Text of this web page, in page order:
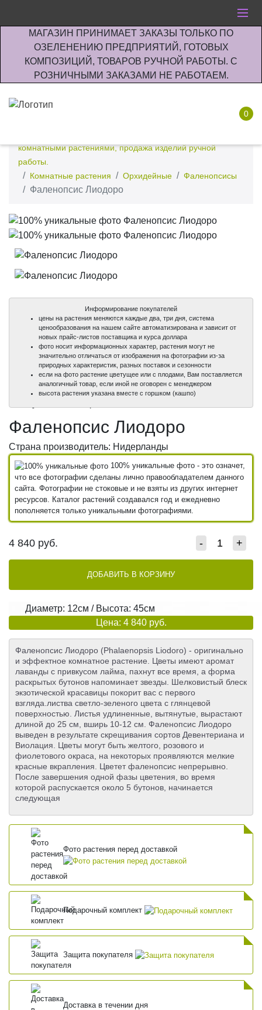
МАГАЗИН ПРИНИМАЕТ ЗАКАЗЫ ТОЛЬКО ПО
ОЗЕЛЕНЕНИЮ ПРЕДПРИЯТИЙ, ГОТОВЫХ
КОМПОЗИЦИЙ, ТОВАРОВ РУЧНОЙ РАБОТЫ. С
РОЗНИЧНЫМИ ЗАКАЗАМИ НЕ РАБОТАЕМ.
0
комнатными растениями, продажа изделий ручной
работы.
Комнатные растения
Орхидейные Фаленопсисы
Фаленопсис Лиодоро
100%
100%
Информирование покупателей
цены на растения меняются каждые два, три дня, система
ценообразования на нашем сайте автоматизирована и зависит от
новых прайс-листов поставщика и курса доллара
фото носит информационных характер, растения могут не
значительно отличаться от изображения на фотографии из-за
природных характеристик, разных поставок и сезонности
если на фото растение цветущее или с плодами, Вам поставляется
аналогичный товар, если иной не оговорен с менеджером
высота растения указана вместе с горшком (кашпо)
Фаленопсис Лиодоро
Страна производитель: Нидерланды
100% уникальные фото - это означет,
что все фотографии сделаны лично правообладателем данного
сайта. Фотографии не стоковые и не взяты из других интернет
ресурсов. Каталог растений создавался год и ежедневно
пополняется только уникальными фотографиями.
4 840 руб. - +
ДОБАВИТЬ В КОРЗИНУ
Диаметр: 12см / Высота: 45см
Цена: 4 840 руб.
Фаленопсис Лиодоро (Phalaenopsis Liodoro) - оригинально
и эффектное комнатное растение. Цветы имеют аромат
лаванды с привкусом лайма, пахнут все время, а форма
раскрытых бутонов напоминает звезды. Шелковистый блеск
экзотической красавицы покорит вас с первого
взгляда.листва светло-зеленого цвета с глянцевой
поверхностью. Листья удлиненные, вытянутые, вырастают
длиной до 25 см, вширь 10-12 см. Фаленопсис Лиодоро
выведен в результате скрещивания сортов Девентериана и
Виолация. Цветы могут быть желтого, розового и
фиолетового окраса, на некоторых проявляются мелкие
красные вкрапления. Цветет фаленопсис непрерывно.
После завершения одной фазы цветения, во время
которой распускается около 5 бутонов, начинается
следующая
Фото растения перед доставкой
Подарочный комплект
Защита покупателя
Доставка в течении дня